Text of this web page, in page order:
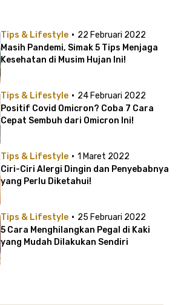
Tips & Lifestyle · 22 Februari 2022
Masih Pandemi, Simak 5 Tips Menjaga
Kesehatan di Musim Hujan Ini!
Tips & Lifestyle · 24 Februari 2022
Positif Covid Omicron? Coba 7 Cara
Cepat Sembuh dari Omicron Ini!
Tips & Lifestyle · 1 Maret 2022
Ciri-Ciri Alergi Dingin dan Penyebabnya
yang Perlu Diketahui!
Tips & Lifestyle · 25 Februari 2022
5 Cara Menghilangkan Pegal di Kaki
yang Mudah Dilakukan Sendiri